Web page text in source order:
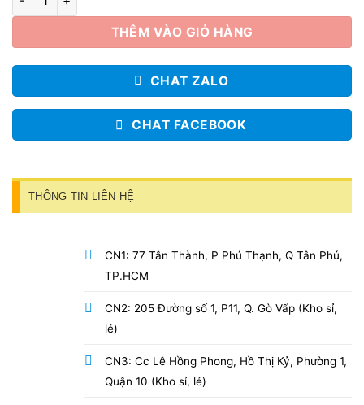
THÊM VÀO GIỎ HÀNG
CHAT ZALO
CHAT FACEBOOK
THÔNG TIN LIÊN HỆ
CN1: 77 Tân Thành, P Phú Thạnh, Q Tân Phú,
TP.HCM
CN2: 205 Đường số 1, P11, Q. Gò Vấp (Kho sỉ,
lẻ)
CN3: Cc Lê Hồng Phong, Hồ Thị Kỷ, Phường 1,
Quận 10 (Kho sỉ, lẻ)